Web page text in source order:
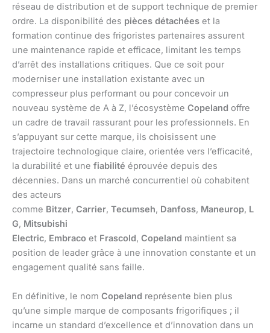
réseau de distribution et de support technique de premier
ordre. La disponibilité des pièces détachées et la
formation continue des frigoristes partenaires assurent
une maintenance rapide et efficace, limitant les temps
d’arrêt des installations critiques. Que ce soit pour
moderniser une installation existante avec un
compresseur plus performant ou pour concevoir un
nouveau système de A à Z, l’écosystème Copeland offre
un cadre de travail rassurant pour les professionnels. En
s’appuyant sur cette marque, ils choisissent une
trajectoire technologique claire, orientée vers l’efficacité,
la durabilité et une fiabilité éprouvée depuis des
décennies. Dans un marché concurrentiel où cohabitent
des acteurs
comme Bitzer, Carrier, Tecumseh, Danfoss, Maneurop, L
G, Mitsubishi
Electric, Embraco et Frascold, Copeland maintient sa
position de leader grâce à une innovation constante et un
engagement qualité sans faille.
En définitive, le nom Copeland représente bien plus
qu’une simple marque de composants frigorifiques ; il
incarne un standard d’excellence et d’innovation dans un